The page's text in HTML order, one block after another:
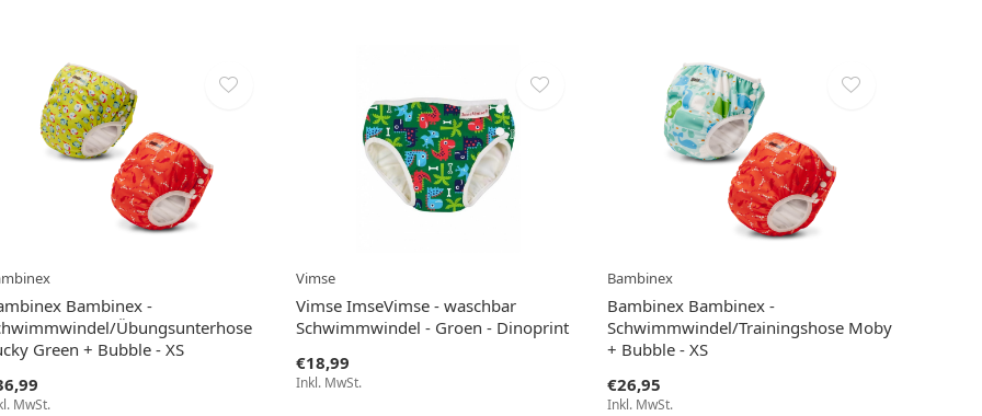
Bambinex -
Übungsunterhose
Green + Bubble - XS
MwSt.
Vimse
Vimse ImseVimse - waschbar
Schwimmwindel - Groen - Dinoprint
€18,99
Inkl. MwSt.
Bambinex
Bambinex Bambinex -
Schwimmwindel/Trainingshose Moby
+ Bubble - XS
€26,95
Inkl. MwSt.